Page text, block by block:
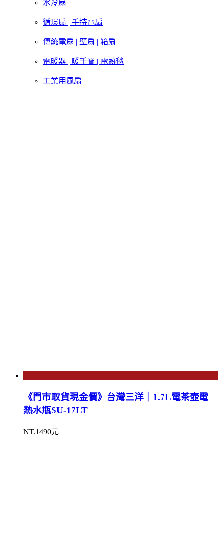
水冷扇
循環扇 | 手持電扇
傳統電扇 | 壁扇 | 箱扇
電暖器 | 暖手寶 | 電熱毯
工業用風扇
《門市取貨現金價》台灣三洋｜1.7L電茶壺電
熱水瓶SU-17LT
NT.1490元